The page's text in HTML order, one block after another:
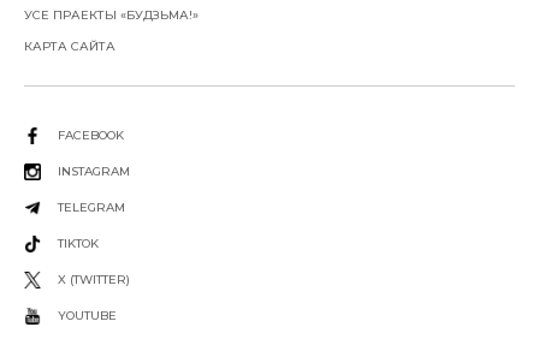
УСЕ ПРАЕКТЫ «БУДЗЬМА!»
КАРТА САЙТА
FACEBOOK
INSTAGRAM
TELEGRAM
TIKTOK
X (TWITTER)
YOUTUBE